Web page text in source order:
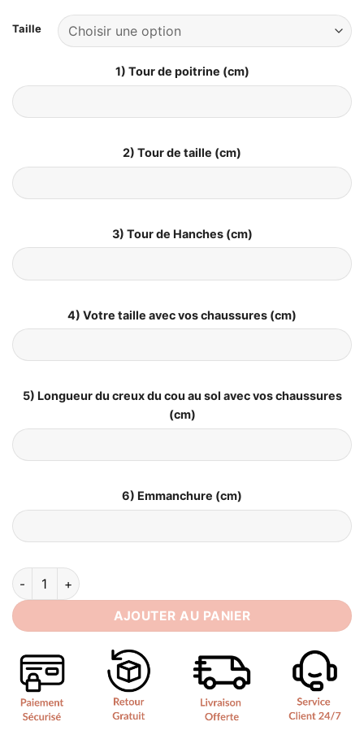
Taille
1) Tour de poitrine (cm)
2) Tour de taille (cm)
3) Tour de Hanches (cm)
4) Votre taille avec vos chaussures (cm)
5) Longueur du creux du cou au sol avec vos chaussures
(cm)
6) Emmanchure (cm)
quantité de Robe de Mariée Bustier Bohème
AJOUTER AU PANIER